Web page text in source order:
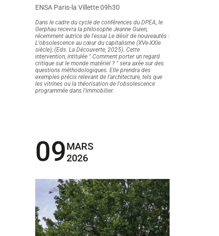
ENSA Paris-la Villette 09h30
Dans le cadre du cycle de conférences du DPEA, le
Gerphau recevra la philosophe Jeanne Guien,
récemment autrice de l'essai Le désir de nouveautés :
L'obsolescence au cœur du capitalisme (XVe-XXIe
siècle), (Eds. La Découverte, 2025). Cette
intervention, intitulée " Comment porter un regard
critique sur le monde matériel ? " sera axée sur des
questions méthodologiques. Elle prendra des
exemples précis relevant de l'architecture, tels que
les vitrines ou la théorisation de l'obsolescence
programmée dans l'immobilier.
09MARS
2026